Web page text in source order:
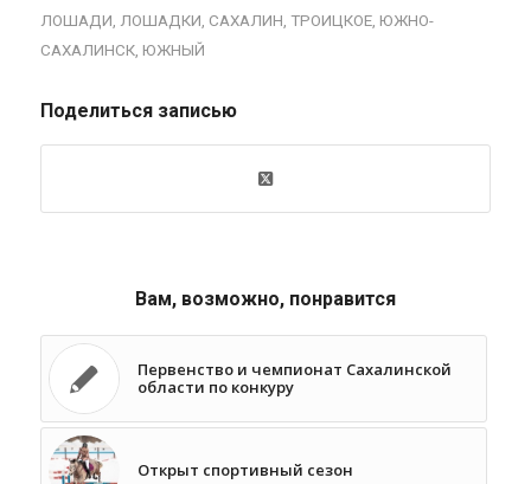
ЛОШАДИ ЛОШАДКИ САХАЛИН ТРОИЦКОЕ, ЮЖНО-
САХАЛИНСК, ЮЖНЫЙ
Поделиться записью
Вам, возможно, понравится
Первенство и чемпионат Сахалинской
области по конкуру
Открыт спортивный сезон